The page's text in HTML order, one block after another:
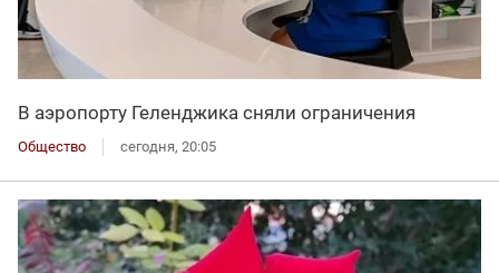
В аэропорту Геленджика сняли ограничения
Общество сегодня, 20:05